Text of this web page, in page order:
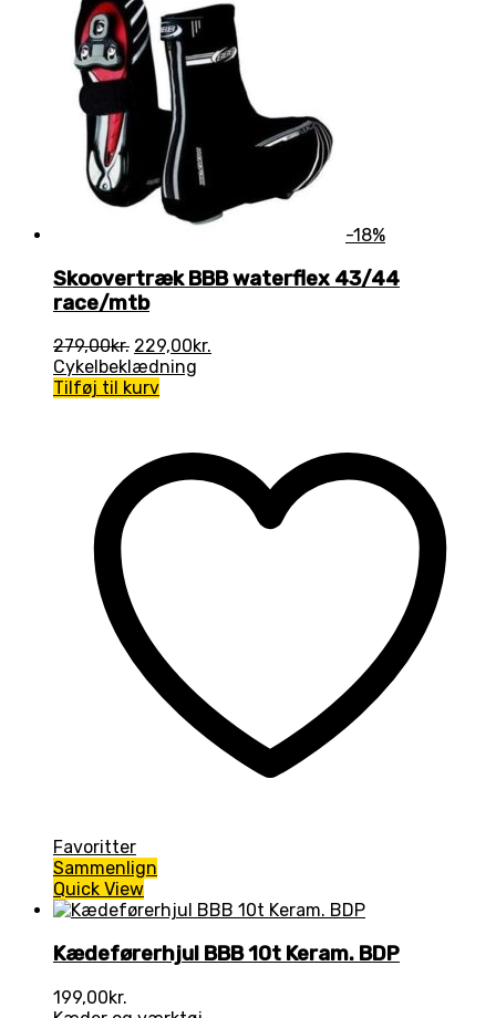
-18%
Skoovertræk BBB waterflex 43/44
race/mtb
279,00kr. Den
oprindelige
pris
229,00kr.
Cykelbeklædning
Tilføj til kurv
Favoritter
Sammenlign
Quick View
Kædeførerhjul BBB 10t Keram. BDP
199,00kr.